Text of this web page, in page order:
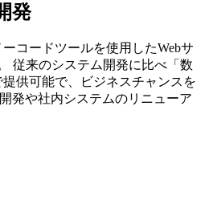
発
コードツールを使用したWebサ
従来のシステム開発に比べ「数
供可能で、ビジネスチャンスを
発や社内システムのリニューア